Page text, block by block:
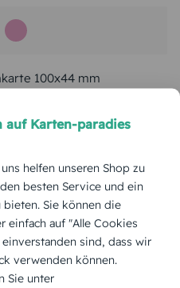
100x44 mm
auf Karten-paradies
helfen unseren Shop zu
besten Service und ein
Sie können die
einfach auf "Alle Cookies
sind, dass wir
verwenden können.
Sie unter